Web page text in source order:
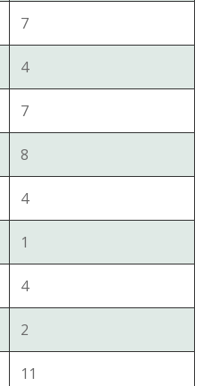
7
4
7
8
4
1
4
2
11